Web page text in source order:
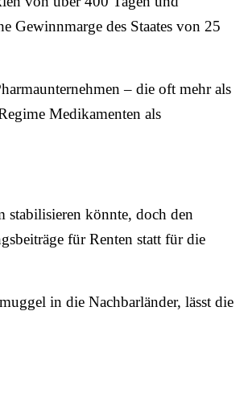
Gewinnmarge des Staates von 25
– die oft mehr als
Medikamenten als
stabilisieren könnte, doch den
für Renten statt für die
in die Nachbarländer, lässt die